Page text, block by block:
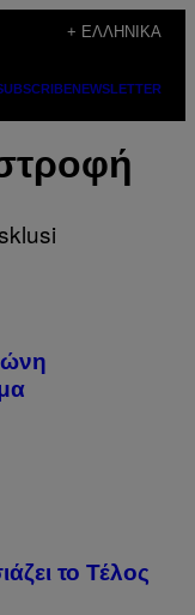
+ ΕΛΛΗΝΙΚΆ
NEWSLETTER
το Τέλος